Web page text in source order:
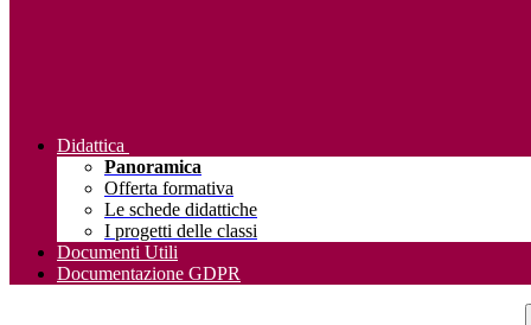
Didattica
Panoramica
Offerta formativa
Le schede didattiche
I progetti delle classi
Documenti Utili
Documentazione GDPR